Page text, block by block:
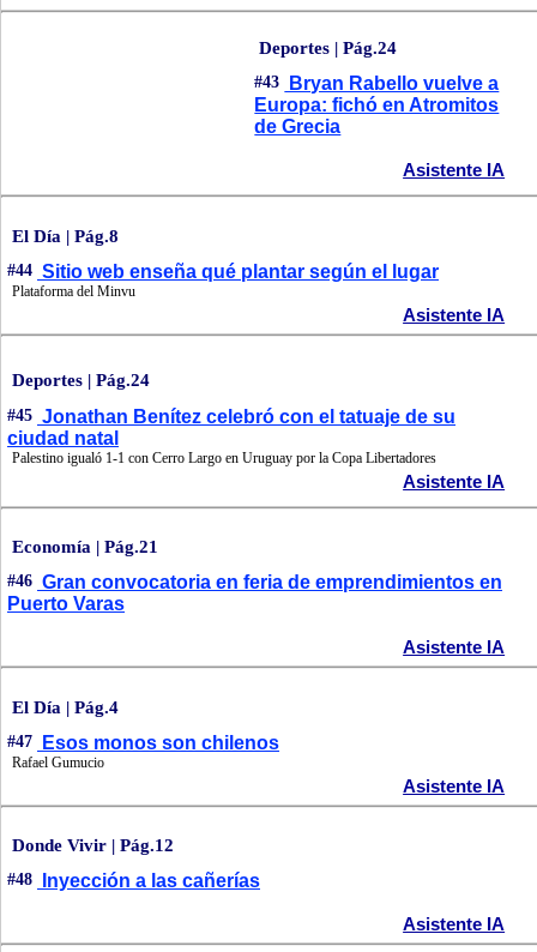
Deportes | Pág.24
#43
Bryan Rabello vuelve a
Europa: fichó en Atromitos
de Grecia
Asistente IA
El Día | Pág.8
#44 Sitio web enseña qué plantar según el lugar
Plataforma del Minvu
Asistente IA
Deportes | Pág.24
#45 Jonathan Benítez celebró con el tatuaje de su
ciudad natal
Palestino igualó 1-1 con Cerro Largo en Uruguay por la Copa Libertadores
Asistente IA
Economía | Pág.21
#46 Gran convocatoria en feria de emprendimientos en
Puerto Varas
Asistente IA
El Día | Pág.4
#47 Esos monos son chilenos
Rafael Gumucio
Asistente IA
Donde Vivir | Pág.12
#48 Inyección a las cañerías
Asistente IA